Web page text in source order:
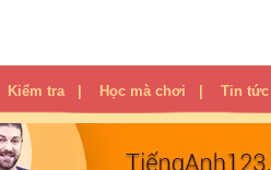
Kiểm tra Học mà chơi Tin tức